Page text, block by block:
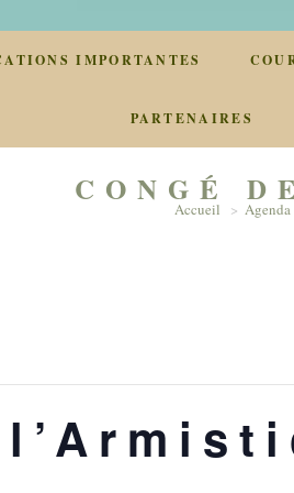
IMPORTANTES
PARTENAIRES
CONGÉ
Accueil > Agenda